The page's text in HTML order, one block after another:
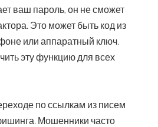
ваш пароль, он не сможет
Это может быть код из
или аппаратный ключ.
эту функцию для всех
по ссылкам из писем
Мошенники часто